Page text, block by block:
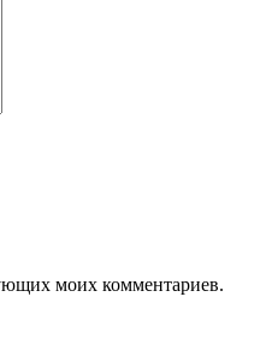
моих комментариев.